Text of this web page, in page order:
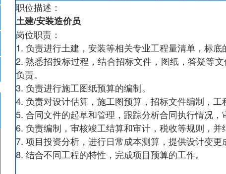
职位描述：
土建/安装造价员
岗位职责：
1. 负责进行土建，安装等相关专业工程量清单，标底
2. 熟悉招投标过程，结合招标文件，图纸，答疑等
负责。
3. 负责进行施工图纸预算的编制。
4. 负责对设计估算，施工图预算，招标文件编制，工
5. 合同文件的起草和管理，跟踪分析合同执行情况，
6. 负责编制，审核竣工结算和审计，税收等规则，并
7. 项目投资分析，进行日常成本测算，提供设计变更
8. 结合不同工程的特性，完成项目预算的工作。